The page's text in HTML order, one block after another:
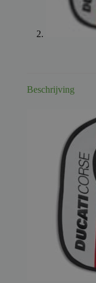
Beschrijving